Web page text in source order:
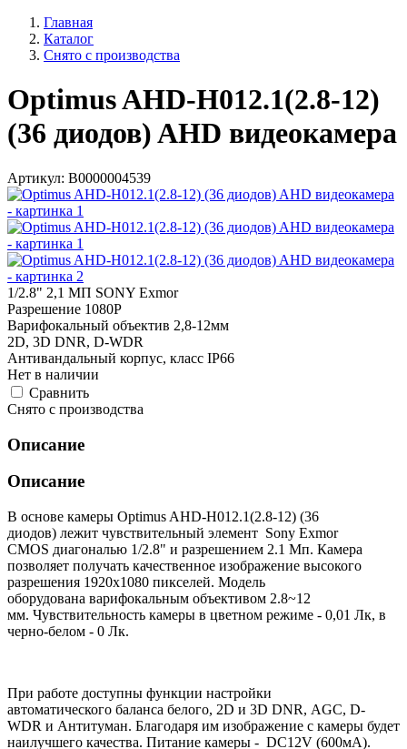
Главная
Каталог
Снято с производства
Optimus AHD-H012.1(2.8-12)
(36 диодов) AHD видеокамера
Артикул: В0000004539
1/2.8" 2,1 МП SONY Exmor
Разрешение 1080P
Варифокальный объектив 2,8-12мм
2D, 3D DNR, D-WDR
Антивандальный корпус, класс IP66
Нет в наличии
Cравнить
Снято с производства
Описание
Описание
В основе камеры Optimus AHD-H012.1(2.8-12) (36
диодов) лежит чувствительный элемент Sony Exmor
CMOS диагональю 1/2.8" и разрешением 2.1 Мп. Камера
позволяет получать качественное изображение высокого
разрешения 1920х1080 пикселей. Модель
оборудована варифокальным объективом 2.8~12
мм. Чувствительность камеры в цветном режиме - 0,01 Лк, в
черно-белом - 0 Лк.
При работе доступны функции настройки
автоматического баланса белого, 2D и 3D DNR, AGC, D-
WDR и Антитуман. Благодаря им изображение с камеры будет
наилучшего качества. Питание камеры - DC12V (600мА).